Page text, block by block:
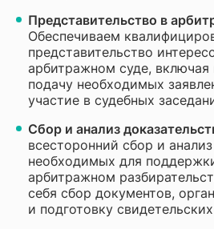
Представительство в
Обеспечиваем
представительство
арбитражном суде, включая
подачу необходимых
участие в судебных
Сбор и анализ
всесторонний сбор и
необходимых для
арбитражном
себя сбор документов,
и подготовку